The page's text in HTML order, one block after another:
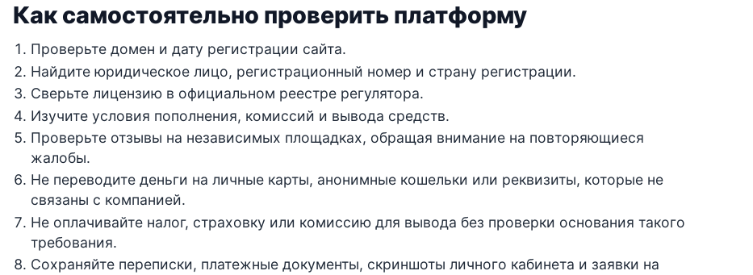
Как самостоятельно проверить платформу
Проверьте домен и дату регистрации сайта.
Найдите юридическое лицо, регистрационный номер и страну регистрации.
Сверьте лицензию в официальном реестре регулятора.
Изучите условия пополнения, комиссий и вывода средств.
Проверьте отзывы на независимых площадках, обращая внимание на повторяющиеся
жалобы.
Не переводите деньги на личные карты, анонимные кошельки или реквизиты, которые не
связаны с компанией.
Не оплачивайте налог, страховку или комиссию для вывода без проверки основания такого
требования.
Сохраняйте переписки, платежные документы, скриншоты личного кабинета и заявки на